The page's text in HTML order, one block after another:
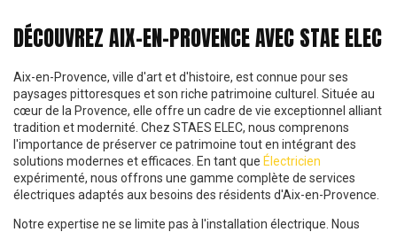
DÉCOUVREZ AIX-EN-PROVENCE AVEC STAE ELEC
Aix-en-Provence, ville d'art et d'histoire, est connue pour ses
paysages pittoresques et son riche patrimoine culturel. Située au
cœur de la Provence, elle offre un cadre de vie exceptionnel alliant
tradition et modernité. Chez STAES ELEC, nous comprenons
l'importance de préserver ce patrimoine tout en intégrant des
solutions modernes et efficaces. En tant que Électricien
expérimenté, nous offrons une gamme complète de services
électriques adaptés aux besoins des résidents d'Aix-en-Provence.
Notre expertise ne se limite pas à l'installation électrique. Nous